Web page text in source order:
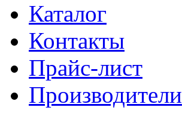
Каталог
Контакты
Прайс-лист
Производители